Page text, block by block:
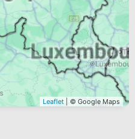
Leaflet | © Google Maps